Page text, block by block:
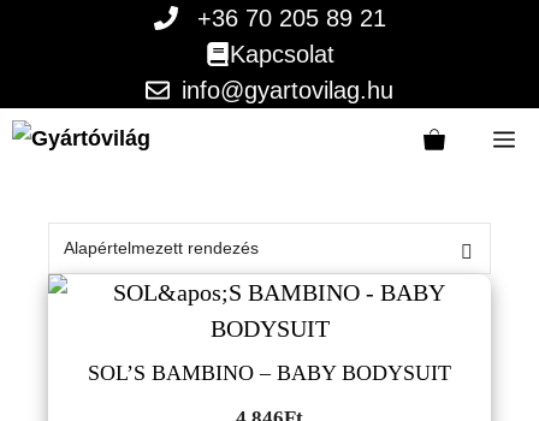
+36 70 205 89 21
Kapcsolat
info@gyartovilag.hu
SOL’S BAMBINO – BABY BODYSUIT